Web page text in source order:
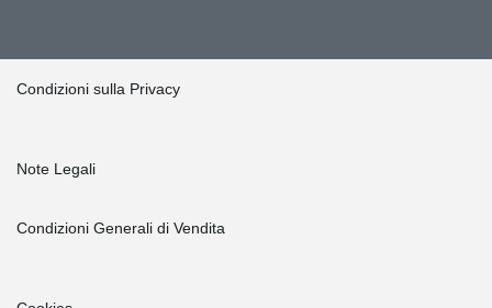
Condizioni sulla Privacy
Note Legali
Condizioni Generali di Vendita